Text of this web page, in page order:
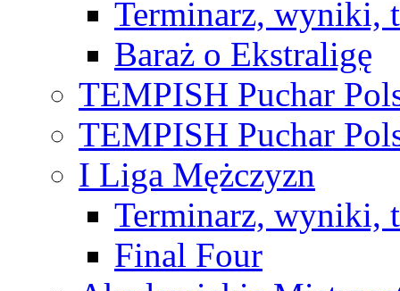
Terminarz, wyniki,
Baraż o Ekstraligę
TEMPISH Puchar
TEMPISH Puchar
I Liga Mężczyzn
Terminarz, wyniki,
Final Four